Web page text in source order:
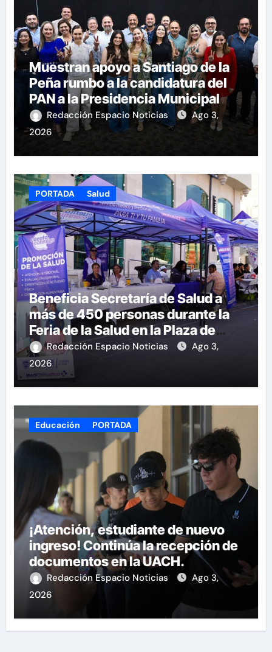
Muestran apoyo a Santiago de la
Peña rumbo a la candidatura del
PAN a la Presidencia Municipal
Redacción Espacio Noticias
Ago 3,
2026
PORTADA Salud
Beneficia Secretaría de Salud a
más de 450 personas durante la
Feria de la Salud en la Plaza de
Armas
Redacción Espacio Noticias
Ago 3,
2026
Educación PORTADA
¡Atención, estudiante de nuevo
ingreso! Continúa la recepción de
documentos en la UACH.
Redacción Espacio Noticias
Ago 3,
2026